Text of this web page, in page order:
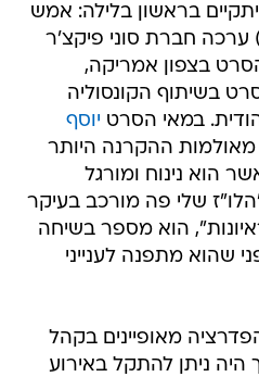
בראשון בלילה: אמש
ערכה חברת סוני פיקצ'ר
בצפון אמריקה,
בשיתוף הקונסוליה
במאי הסרט יוסף
מאולמות ההקרנה היותר
הוא נינוח ומורגל
שלי פה מורכב בעיקר
הוא מספר בשיחה
שהוא מתפנה לענייני
מאופיינים בקהל
היה ניתן להתקל באירוע